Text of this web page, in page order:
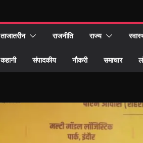
ताजातरीन राजनीति राज्य
कहानी संपादकीय नौकरी समाचार